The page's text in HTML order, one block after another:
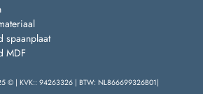
spaanplaat
MDF
© | KVK:: 94263326 | BTW: NL866699326B01|